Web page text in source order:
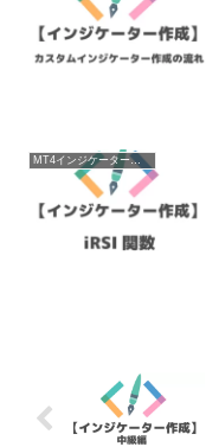
MT4インジケーター作成